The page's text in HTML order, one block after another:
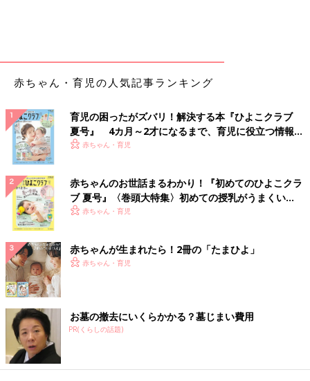
出典：Instagramアカウント「_anetoimogram_」
_anetoimogram_さんは、左側にあるフライトキャップ（1,990
円）を購入。暖かくて可愛い♪ とお気に入りのようですよ。値下
赤ちゃん・育児の人気記事ランキング
育児の困ったがズバリ！解決する本『ひよこクラブ
夏号』 4カ月～2才になるまで、育児に役立つ情報が
いっぱい！
赤ちゃん・育児
赤ちゃんのお世話まるわかり！『初めてのひよこクラ
ブ 夏号』〈巻頭大特集〉初めての授乳がうまくい
く！ おっぱい・ミルクの基本と夏のトラブル 解決テ
赤ちゃん・育児
赤ちゃんが生まれたら！2冊の「たまひよ」
赤ちゃん・育児
お墓の撤去にいくらかかる？墓じまい費用
PR(くらしの話題)